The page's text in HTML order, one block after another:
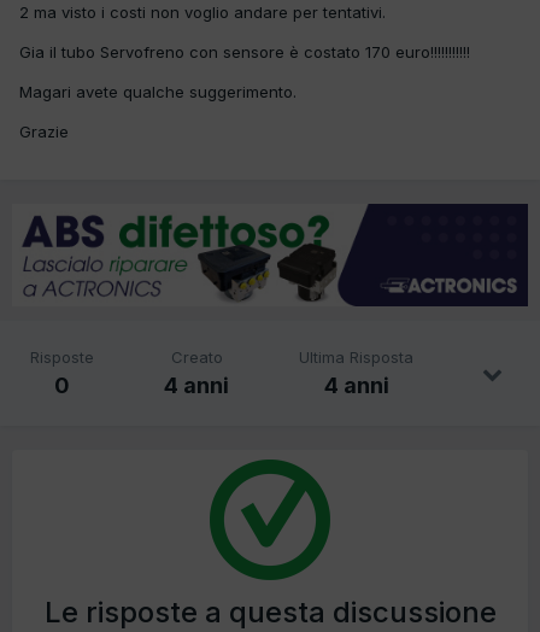
2 ma visto i costi non voglio andare per tentativi.
Gia il tubo Servofreno con sensore è costato 170 euro!!!!!!!!!!!
Magari avete qualche suggerimento.
Grazie
Risposte
0
Creato
4 anni
Ultima Risposta
4 anni
Le risposte a questa discussione